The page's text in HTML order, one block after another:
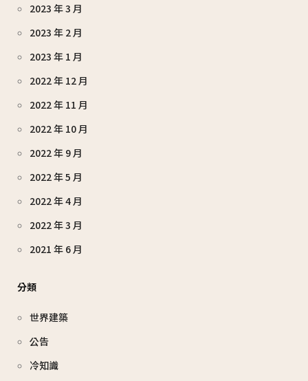
2023 年 3 月
2023 年 2 月
2023 年 1 月
2022 年 12 月
2022 年 11 月
2022 年 10 月
2022 年 9 月
2022 年 5 月
2022 年 4 月
2022 年 3 月
2021 年 6 月
分類
世界建築
公告
冷知識